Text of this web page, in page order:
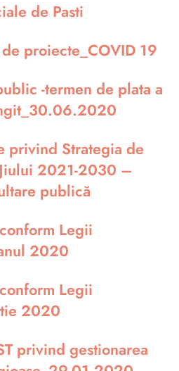
de Pasti
proiecte_COVID 19
-termen de plata a
privind Strategia de
2021-2030 –
publică
Legii
2020
Legii
2020
privind gestionarea